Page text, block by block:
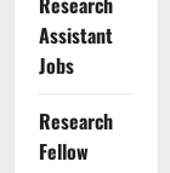
Assistant
Jobs
Research
Fellow